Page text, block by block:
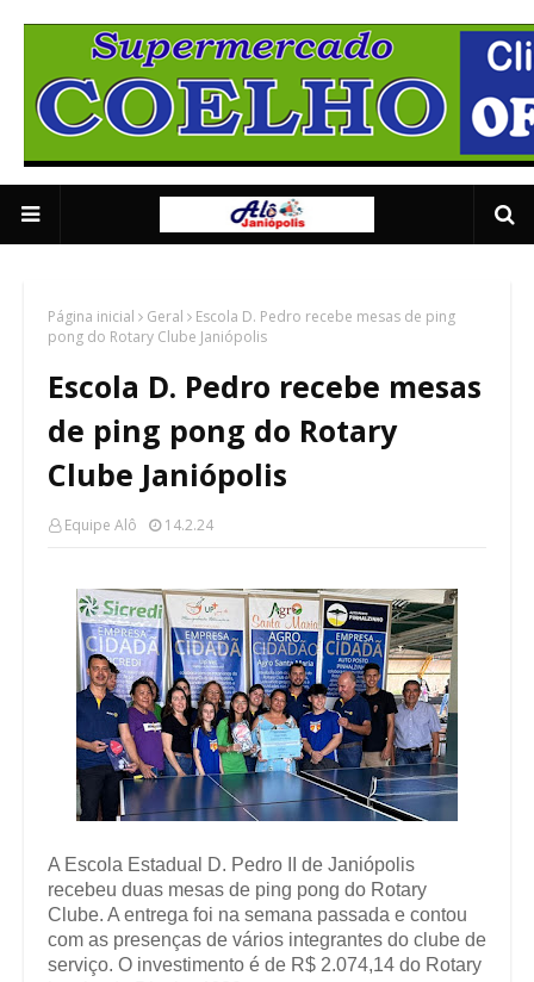
Página inicial Geral
Escola D. Pedro recebe mesas de ping
pong do Rotary Clube Janiópolis
Escola D. Pedro recebe mesas
de ping pong do Rotary
Clube Janiópolis
Equipe Alô 14.2.24
A Escola Estadual D. Pedro II de Janiópolis
recebeu duas mesas de ping pong do Rotary
Clube. A entrega foi na semana passada e contou
com as presenças de vários integrantes do clube de
serviço. O investimento é de R$ 2.074,14 do Rotary